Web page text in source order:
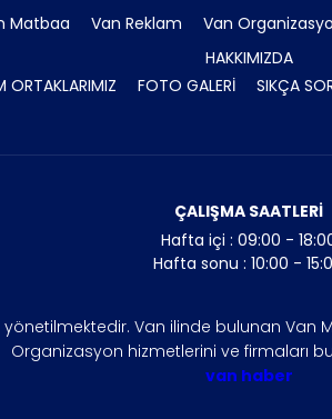
Matbaa Van Reklam Van
HAKKIMIZDA
ORTAKLARIMIZ
FOTO GALERİ SIKÇA
ÇALIŞMA SAATLERİ
Hafta içi : 09:00 -
Hafta sonu : 10:00 -
Van ilinde bulunan Van
Organizasyon hizmetlerini ve firmaları
van haber